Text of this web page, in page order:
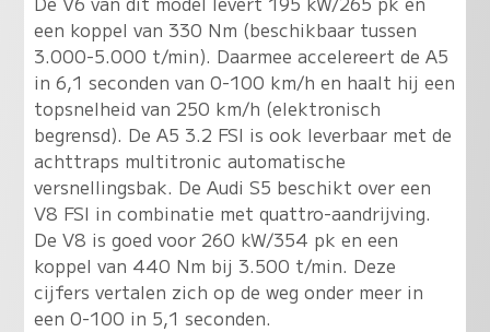
een koppel van 330 Nm (beschikbaar tussen
3.000-5.000 t/min). Daarmee accelereert de A5
in 6,1 seconden van 0-100 km/h en haalt hij een
topsnelheid van 250 km/h (elektronisch
begrensd). De A5 3.2 FSI is ook leverbaar met de
achttraps multitronic automatische
versnellingsbak. De Audi S5 beschikt over een
V8 FSI in combinatie met quattro-aandrijving.
De V8 is goed voor 260 kW/354 pk en een
koppel van 440 Nm bij 3.500 t/min. Deze
cijfers vertalen zich op de weg onder meer in
een 0-100 in 5,1 seconden.